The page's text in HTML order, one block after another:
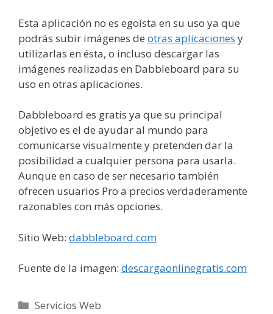
Esta aplicación no es egoísta en su uso ya que
podrás subir imágenes de otras aplicaciones y
utilizarlas en ésta, o incluso descargar las
imágenes realizadas en Dabbleboard para su
uso en otras aplicaciones.
Dabbleboard es gratis ya que su principal
objetivo es el de ayudar al mundo para
comunicarse visualmente y pretenden dar la
posibilidad a cualquier persona para usarla.
Aunque en caso de ser necesario también
ofrecen usuarios Pro a precios verdaderamente
razonables con más opciones.
Sitio Web: dabbleboard.com
Fuente de la imagen: descargaonlinegratis.com
Categorías
Servicios Web